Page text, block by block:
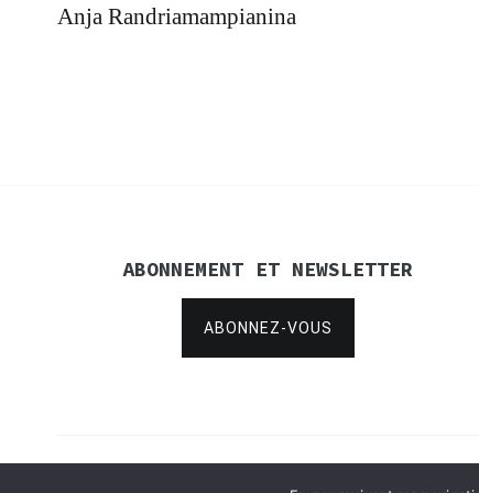
Anja Randriamampianina
ABONNEMENT ET NEWSLETTER
ABONNEZ-VOUS